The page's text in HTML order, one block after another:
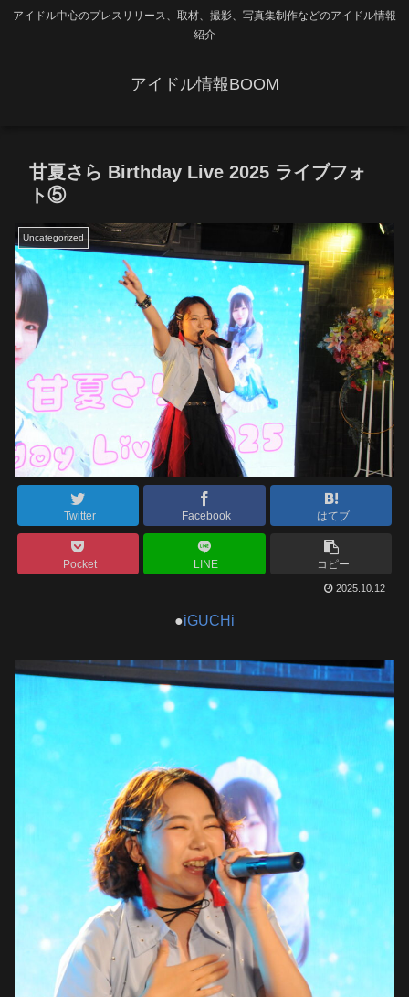
アイドル中心のプレスリリース、取材、撮影、写真集制作などのアイドル情報
紹介
アイドル情報BOOM
甘夏さら Birthday Live 2025 ライブフォ
ト⑤
Uncategorized
Twitter Facebook はてブ
Pocket LINE コピー
2025.10.12
●iGUCHi